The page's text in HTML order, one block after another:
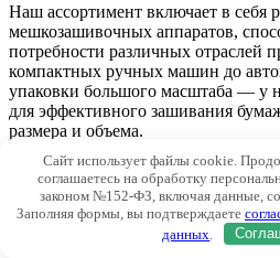
Наш ассортимент включает в себя
мешкозашивочных аппаратов,
потребности различных отраслей
компактных ручных машин до
упаковки большого масштаба — у
для эффективного зашивания
размера и объема.
Наши мешкозашивочные машинки
учетом простоты использования
Благодаря инновационным
материалов, наше оборудование
точную упаковку, минимизируя
Сайт использует файлы cookie.
соглашаетесь на обработку
законом №152-ФЗ, включая данные,
Заполняя формы, вы подтверждаете
данных